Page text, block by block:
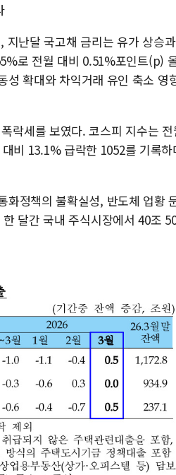
난달 국고채 금리는 유가 상승
로 전월 대비 0.51%포인트(p)
확대와 차익거래 유인 축소 영
락세를 보였다. 코스피 지수는 전
비 13.1% 급락한 1052를 기록하
정책의 불확실성, 반도체 업황
달간 국내 주식시장에서 40조